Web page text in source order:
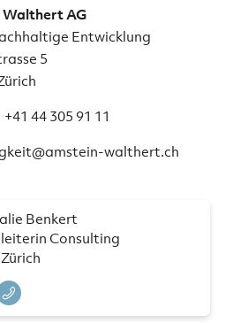
Walthert AG
Entwicklung
5
+41 44 305 91 11
walthert.ch
Benkert
Consulting